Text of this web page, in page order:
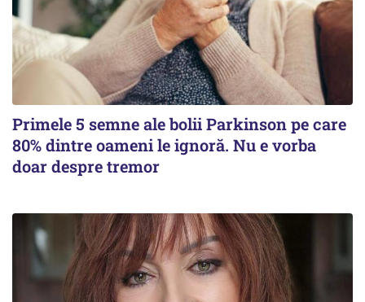
Primele 5 semne ale bolii Parkinson pe care
80% dintre oameni le ignoră. Nu e vorba
doar despre tremor